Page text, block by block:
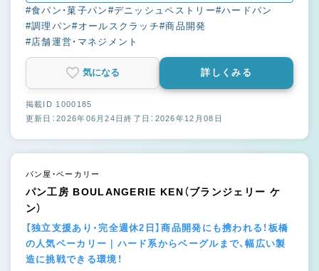
#食パン・菓子パン #デニッシュペストリー#ハードパン
#調理パン#オールスクラッチ#商品開発
#店舗運営・マネジメント
気になる 詳しくみる
掲載ID 1000185
更新日：2026年06月24日終了日：2026年12月08日
パン屋・ベーカリー
パン工房 BOULANGERIE KEN（ブランジェリー ケ
ン）
【独立支援あり・完全週休2日】商品開発にも携われる！板橋
の人気ベーカリー｜ハード系からベーグルまで、幅広い製
造に挑戦できる環境！